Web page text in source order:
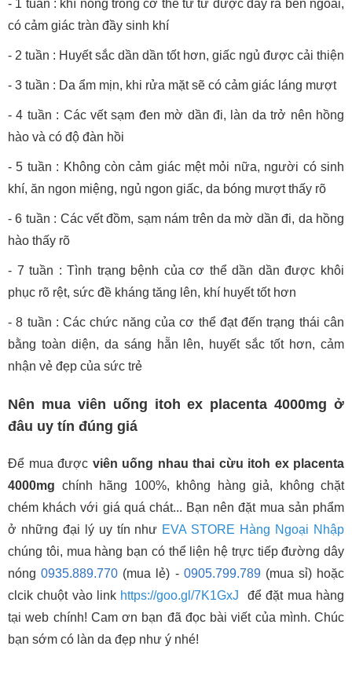
- 1 tuần : khí nóng trong cơ thể từ từ được đẩy ra bên ngoài,
có cảm giác tràn đầy sinh khí
- 2 tuần : Huyết sắc dần dần tốt hơn, giấc ngủ được cải thiện
- 3 tuần : Da ẩm mịn, khi rửa mặt sẽ có cảm giác láng mượt
- 4 tuần : Các vết sạm đen mờ dần đi, làn da trở nên hồng
hào và có độ đàn hồi
- 5 tuần : Không còn cảm giác mệt mỏi nữa, người có sinh
khí, ăn ngon miệng, ngủ ngon giấc, da bóng mượt thấy rõ
- 6 tuần : Các vết đồm, sạm nám trên da mờ dần đi, da hồng
hào thấy rõ
- 7 tuần : Tình trạng bệnh của cơ thể dần dần được khôi
phục rõ rệt, sức đề kháng tăng lên, khí huyết tốt hơn
- 8 tuần : Các chức năng của cơ thể đạt đến trạng thái cân
bằng toàn diện, da sáng hẵn lên, huyết sắc tốt hơn, cảm
nhận vẻ đẹp của sức trẻ
Nên mua viên uống itoh ex placenta 4000mg ở
đâu uy tín đúng giá
Để mua được viên uống nhau thai cừu itoh ex placenta
4000mg chính hãng 100%, không hàng giả, không chặt
chém khách với giá quá chát... Bạn nên đặt mua sản phẩm
ở những đại lý uy tín như EVA STORE Hàng Ngoại Nhập
chúng tôi, mua hàng bạn có thể liện hệ trực tiếp đường dây
nóng0935.889.770 (mua lẻ) - 0905.799.789(mua sỉ) hoặc
clcik chuột vào link https://goo.gl/7K1GxJ để đặt mua hàng
tại web chính! Cam ơn bạn đã đọc bài viết của mình. Chúc
bạn sớm có làn da đẹp như ý nhé!